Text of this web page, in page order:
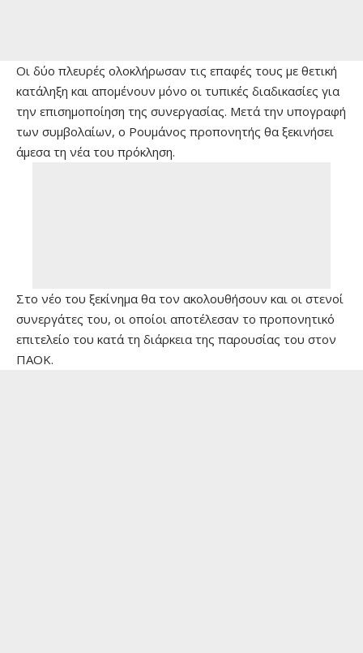
Οι δύο πλευρές ολοκλήρωσαν τις επαφές τους με θετική
κατάληξη και απομένουν μόνο οι τυπικές διαδικασίες για
την επισημοποίηση της συνεργασίας. Μετά την υπογραφή
των συμβολαίων, ο Ρουμάνος προπονητής θα ξεκινήσει
άμεσα τη νέα του πρόκληση.
Στο νέο του ξεκίνημα θα τον ακολουθήσουν και οι στενοί
συνεργάτες του, οι οποίοι αποτέλεσαν το προπονητικό
επιτελείο του κατά τη διάρκεια της παρουσίας του στον
ΠΑΟΚ.